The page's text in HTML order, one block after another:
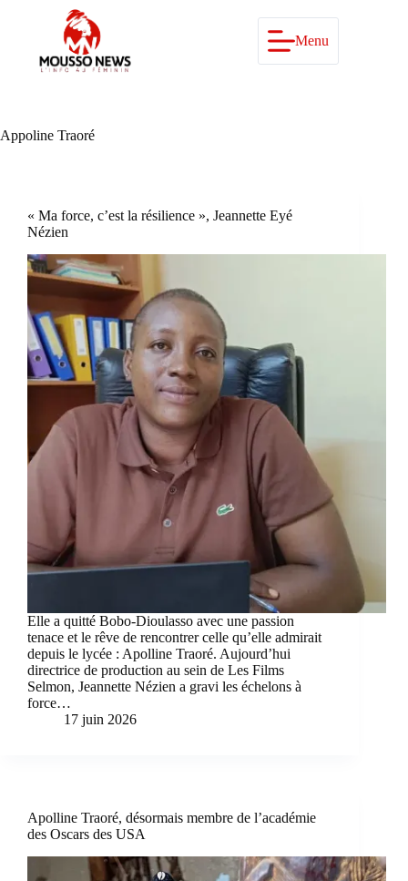
Menu
Appoline Traoré
« Ma force, c’est la résilience », Jeannette Eyé
Nézien
Elle a quitté Bobo-Dioulasso avec une passion
tenace et le rêve de rencontrer celle qu’elle admirait
depuis le lycée : Apolline Traoré. Aujourd’hui
directrice de production au sein de Les Films
Selmon, Jeannette Nézien a gravi les échelons à
force…
17 juin 2026
Apolline Traoré, désormais membre de l’académie
des Oscars des USA